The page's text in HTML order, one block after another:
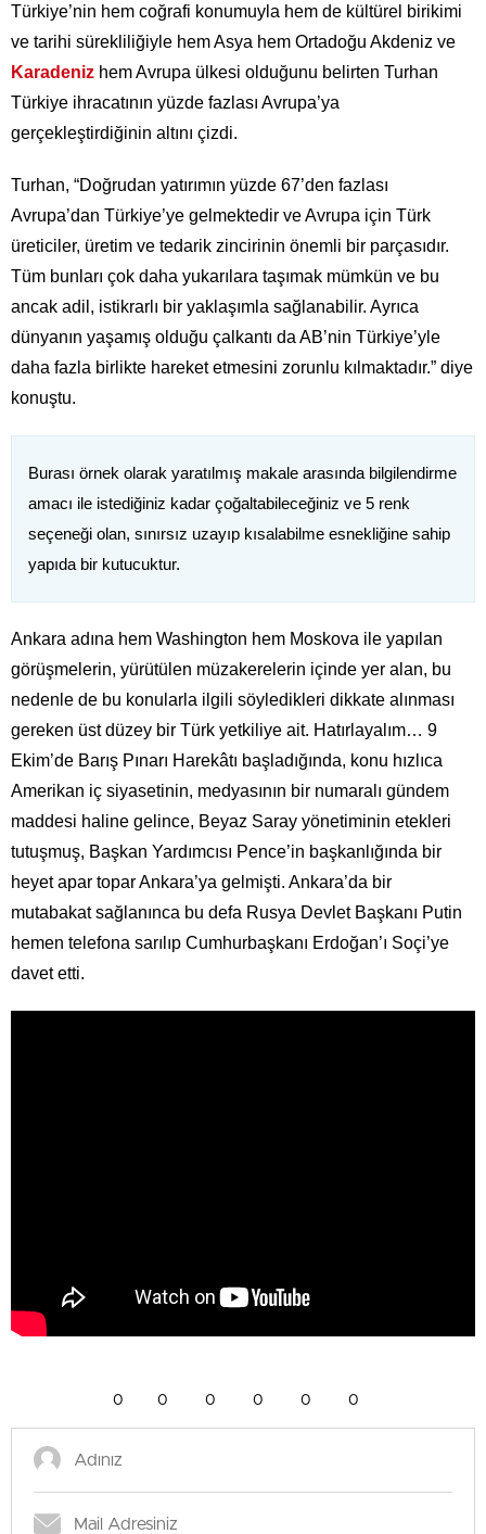
Türkiye’nin hem coğrafi konumuyla hem de kültürel birikimi
ve tarihi sürekliliğiyle hem Asya hem Ortadoğu Akdeniz ve
Karadeniz hem Avrupa ülkesi olduğunu belirten Turhan
Türkiye ihracatının yüzde fazlası Avrupa’ya
gerçekleştirdiğinin altını çizdi.
Turhan, “Doğrudan yatırımın yüzde 67’den fazlası
Avrupa’dan Türkiye’ye gelmektedir ve Avrupa için Türk
üreticiler, üretim ve tedarik zincirinin önemli bir parçasıdır.
Tüm bunları çok daha yukarılara taşımak mümkün ve bu
ancak adil, istikrarlı bir yaklaşımla sağlanabilir. Ayrıca
dünyanın yaşamış olduğu çalkantı da AB’nin Türkiye’yle
daha fazla birlikte hareket etmesini zorunlu kılmaktadır.” diye
konuştu.
Burası örnek olarak yaratılmış makale arasında bilgilendirme
amacı ile istediğiniz kadar çoğaltabileceğiniz ve 5 renk
seçeneği olan, sınırsız uzayıp kısalabilme esnekliğine sahip
yapıda bir kutucuktur.
Ankara adına hem Washington hem Moskova ile yapılan
görüşmelerin, yürütülen müzakerelerin içinde yer alan, bu
nedenle de bu konularla ilgili söyledikleri dikkate alınması
gereken üst düzey bir Türk yetkiliye ait. Hatırlayalım… 9
Ekim’de Barış Pınarı Harekâtı başladığında, konu hızlıca
Amerikan iç siyasetinin, medyasının bir numaralı gündem
maddesi haline gelince, Beyaz Saray yönetiminin etekleri
tutuşmuş, Başkan Yardımcısı Pence’in başkanlığında bir
heyet apar topar Ankara’ya gelmişti. Ankara’da bir
mutabakat sağlanınca bu defa Rusya Devlet Başkanı Putin
hemen telefona sarılıp Cumhurbaşkanı Erdoğan’ı Soçi’ye
davet etti.
0 0 0 0 0 0